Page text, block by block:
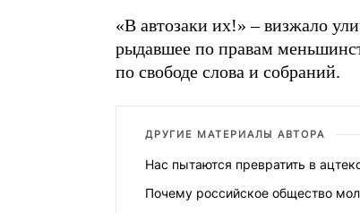
«В автозаки их!» – визжало
рыдавшее по правам
по свободе слова и собраний.
ДРУГИЕ МАТЕРИАЛЫ АВТОРА
Нас пытаются превратить в
Почему российское общество